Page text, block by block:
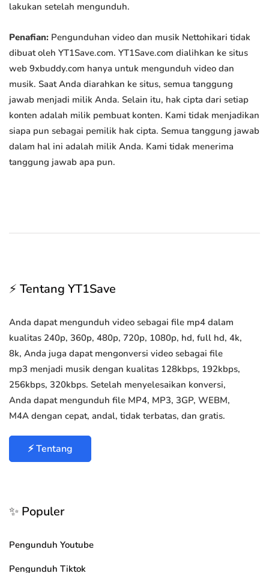
lakukan setelah mengunduh.
Penafian: Pengunduhan video dan musik Nettohikari tidak
dibuat oleh YT1Save.com. YT1Save.com dialihkan ke situs
web 9xbuddy.com hanya untuk mengunduh video dan
musik. Saat Anda diarahkan ke situs, semua tanggung
jawab menjadi milik Anda. Selain itu, hak cipta dari setiap
konten adalah milik pembuat konten. Kami tidak menjadikan
siapa pun sebagai pemilik hak cipta. Semua tanggung jawab
dalam hal ini adalah milik Anda. Kami tidak menerima
tanggung jawab apa pun.
⚡ Tentang YT1Save
Anda dapat mengunduh video sebagai file mp4 dalam
kualitas 240p, 360p, 480p, 720p, 1080p, hd, full hd, 4k,
8k, Anda juga dapat mengonversi video sebagai file
mp3 menjadi musik dengan kualitas 128kbps, 192kbps,
256kbps, 320kbps. Setelah menyelesaikan konversi,
Anda dapat mengunduh file MP4, MP3, 3GP, WEBM,
M4A dengan cepat, andal, tidak terbatas, dan gratis.
⚡ Tentang
✨ Populer
Pengunduh Youtube
Pengunduh Tiktok